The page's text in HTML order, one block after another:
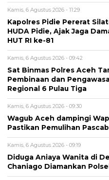
Kamis, 6 Agustus 2026 - 11:29
Kapolres Pidie Pererat
HUDA Pidie, Ajak Jaga
HUT RI ke-81
Kamis, 6 Agustus 2026 - 09:42
Sat Binmas Polres Aceh
Pembinaan dan
Regional 6 Pulau Tiga
Kamis, 6 Agustus 2026 - 09:30
Wagub Aceh dampingi
Pastikan Pemulihan
Kamis, 6 Agustus 2026 - 09:19
Diduga Aniaya Wanita di
Chaniago Diamankan